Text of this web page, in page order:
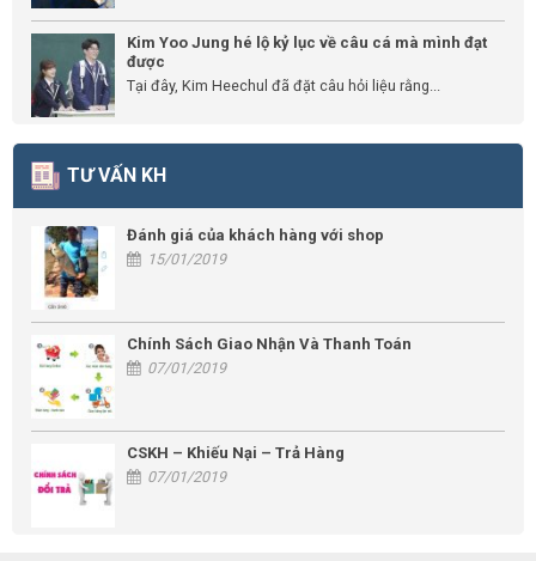
Kim Yoo Jung hé lộ kỷ lục về câu cá mà mình đạt
được
Tại đây, Kim Heechul đã đặt câu hỏi liệu rằng...
TƯ VẤN KH
Đánh giá của khách hàng với shop
15/01/2019
Chính Sách Giao Nhận Và Thanh Toán
07/01/2019
CSKH – Khiếu Nại – Trả Hàng
07/01/2019